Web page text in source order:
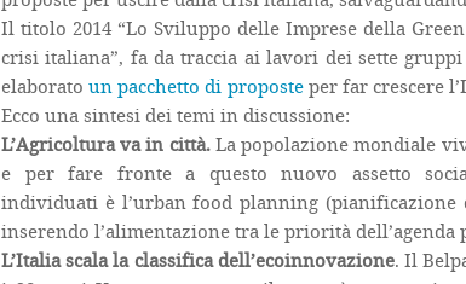
Il titolo 2014 “Lo Sviluppo delle Imprese della
crisi italiana”, fa da traccia ai lavori dei sette
elaboratoun pacchetto di proposteper far crescere
Ecco una sintesi dei temi in discussione:
L’Agricoltura va in città. La popolazione mondiale
e per fare fronte a questo nuovo assetto
individuati è l’urban food planning
inserendo l’alimentazione tra le priorità dell’agenda
L’Italia scala la classifica dell’ecoinnovazione. Il